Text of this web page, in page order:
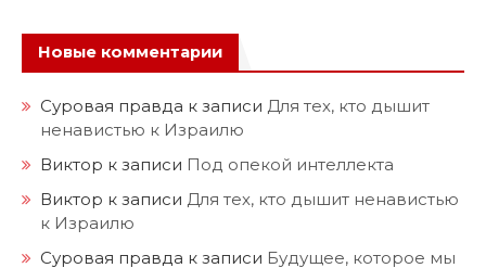
Новые комментарии
Суровая правда к записи Для тех, кто дышит
ненавистью к Израилю
Виктор к записи Под опекой интеллекта
Виктор к записи Для тех, кто дышит ненавистью
к Израилю
Суровая правда к записи Будущее, которое мы